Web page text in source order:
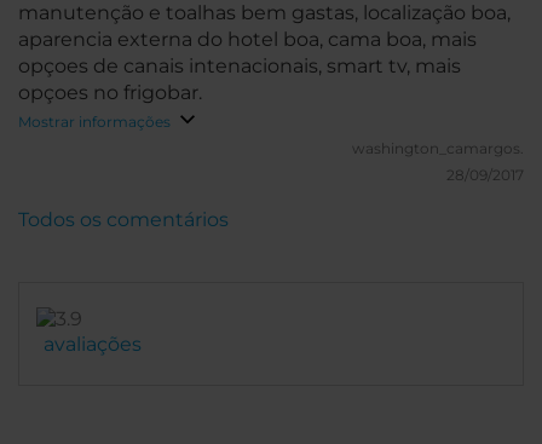
manutenção e toalhas bem gastas, localização boa,
aparencia externa do hotel boa, cama boa, mais
opçoes de canais intenacionais, smart tv, mais
opçoes no frigobar.
Mostrar informações
washington_camargos.
28/09/2017
avaliações
Todos os comentários